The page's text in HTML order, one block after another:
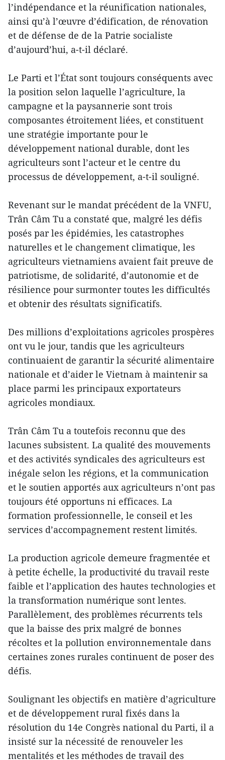
l’indépendance et la réunification nationales,
ainsi qu’à l’œuvre d’édification, de rénovation
et de défense de de la Patrie socialiste
d’aujourd’hui, a-t-il déclaré.
Le Parti et l’État sont toujours conséquents avec
la position selon laquelle l’agriculture, la
campagne et la paysannerie sont trois
composantes étroitement liées, et constituent
une stratégie importante pour le
développement national durable, dont les
agriculteurs sont l’acteur et le centre du
processus de développement, a-t-il souligné.
Revenant sur le mandat précédent de la VNFU,
Trân Câm Tu a constaté que, malgré les défis
posés par les épidémies, les catastrophes
naturelles et le changement climatique, les
agriculteurs vietnamiens avaient fait preuve de
patriotisme, de solidarité, d’autonomie et de
résilience pour surmonter toutes les difficultés
et obtenir des résultats significatifs.
Des millions d’exploitations agricoles prospères
ont vu le jour, tandis que les agriculteurs
continuaient de garantir la sécurité alimentaire
nationale et d’aider le Vietnam à maintenir sa
place parmi les principaux exportateurs
agricoles mondiaux.
Trân Câm Tu a toutefois reconnu que des
lacunes subsistent. La qualité des mouvements
et des activités syndicales des agriculteurs est
inégale selon les régions, et la communication
et le soutien apportés aux agriculteurs n’ont pas
toujours été opportuns ni efficaces. La
formation professionnelle, le conseil et les
services d’accompagnement restent limités.
La production agricole demeure fragmentée et
à petite échelle, la productivité du travail reste
faible et l’application des hautes technologies et
la transformation numérique sont lentes.
Parallèlement, des problèmes récurrents tels
que la baisse des prix malgré de bonnes
récoltes et la pollution environnementale dans
certaines zones rurales continuent de poser des
défis.
Soulignant les objectifs en matière d’agriculture
et de développement rural fixés dans la
résolution du 14e Congrès national du Parti, il a
insisté sur la nécessité de renouveler les
mentalités et les méthodes de travail des